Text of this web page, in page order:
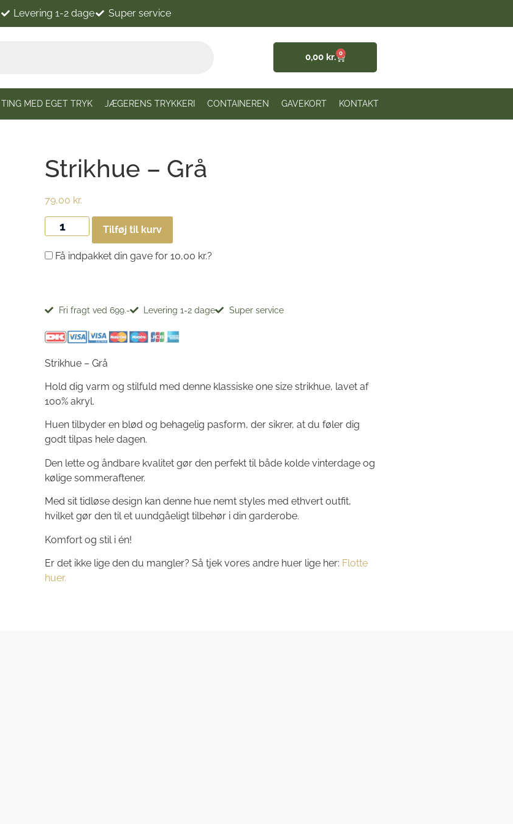
Levering 1-2 dage Super service
0,00 kr. 0
TING MED EGET TRYK JÆGERENS TRYKKERI CONTAINEREN GAVEKORT KONTAKT
Strikhue – Grå
79,00 kr.
Tilføj til kurv
Få indpakket din gave for 10,00 kr.?
Fri fragt ved 699.- Levering 1-2 dage Super service
Strikhue – Grå
Hold dig varm og stilfuld med denne klassiske one size strikhue, lavet af
100% akryl.
Huen tilbyder en blød og behagelig pasform, der sikrer, at du føler dig
godt tilpas hele dagen.
Den lette og åndbare kvalitet gør den perfekt til både kolde vinterdage og
kølige sommeraftener.
Med sit tidløse design kan denne hue nemt styles med ethvert outfit,
hvilket gør den til et uundgåeligt tilbehør i din garderobe.
Komfort og stil i én!
Er det ikke lige den du mangler? Så tjek vores andre huer lige her: Flotte
huer.